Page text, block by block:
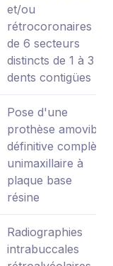
et/ou
rétrocoronaires
de 6 secteurs
distincts de 1 à 3
dents contigües
Pose d'une
prothèse amovible
définitive complète
unimaxillaire à
plaque base
résine
Radiographies
intrabuccales